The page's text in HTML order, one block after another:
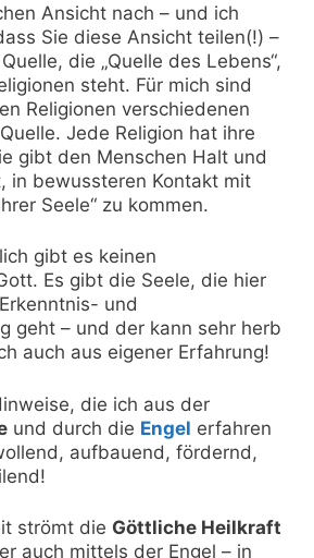
Ansicht nach – und ich
Sie diese Ansicht teilen(!) –
die „Quelle des Lebens“,
steht. Für mich sind
Religionen verschiedenen
Jede Religion hat ihre
gibt den Menschen Halt und
in bewussteren Kontakt mit
Seele“ zu kommen.
gibt es keinen
Es gibt die Seele, die hier
und
geht – und der kann sehr herb
auch aus eigener Erfahrung!
die ich aus der
und durch die Engel erfahren
aufbauend, fördernd,
strömt die Göttliche Heilkraft
auch mittels der Engel – in